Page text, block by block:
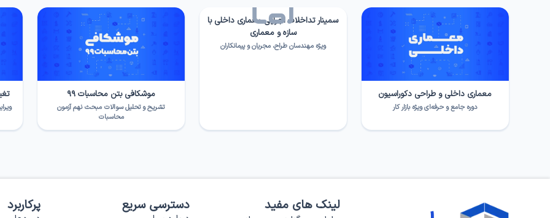
معماری داخلی و طراحی دکوراسیون
دوره جامع و حرفه‌ای ویژه بازار کار
سمینار تداخلات اجرایی معماری داخلی با
سازه و معماری
ویژه مهندسان طراح، مجریان و پیمانکاران
موشکافی بتن محاسبات ۹۹
تشریح و تحلیل سوالات مبحث نهم آزمون
محاسبات
ویرایش
لینک های مفید دسترسی سریع پرکاربرد